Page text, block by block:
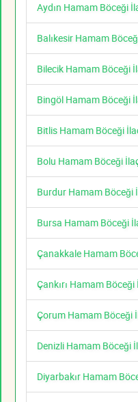
Aydın Hamam Böceği
Balıkesir Hamam
Bilecik Hamam Böceği
Bingöl Hamam Böceği
Bitlis Hamam Böceği
Bolu Hamam Böceği
Burdur Hamam Böceği
Bursa Hamam Böceği
Çanakkale Hamam
Çankırı Hamam
Çorum Hamam Böceği
Denizli Hamam Böceği
Diyarbakır Hamam